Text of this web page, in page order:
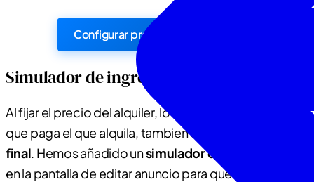
Configurar precios por temporada
Simulador de ingreso neto
Al fijar el precio del alquiler, lo importante no es solo lo
que paga el que alquila, tambien es
final. Hemos añadido unsimulador de ganancia neta
en la pantalla de editar anuncio para que veas al